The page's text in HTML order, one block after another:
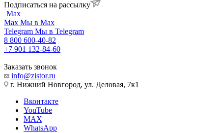
Подписаться на рассылку
Max
Max Мы в Max
Telegram Мы в Telegram
8 800 600-40-82
+7 901 132-84-60
Заказать звонок
info@zistor.ru
г. Нижний Новгород, ул. Деловая, 7к1
Вконтакте
YouTube
MAX
WhatsApp